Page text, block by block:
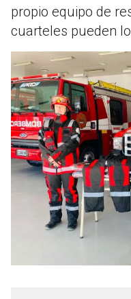
propio equipo de
cuarteles pueden